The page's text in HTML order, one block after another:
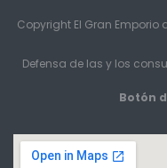
Copyright El Gran
Defensa de las y los
Botón